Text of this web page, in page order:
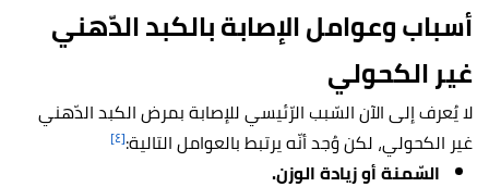
أسباب وعوامل الإصابة بالكبد الدّهني
غير الكحولي
لا يُعرف إلى الآن السّبب الرّئيسي للإصابة بمرض الكبد الدّهني
غير الكحولي، لكن وُجد أنّه يرتبط بالعوامل التالية:[٤]
السّمنة أو زيادة الوزن.